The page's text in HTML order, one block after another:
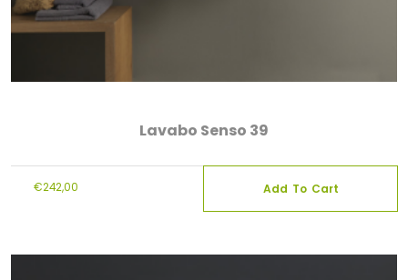
Lavabo Senso 39
€242,00 Add To Cart